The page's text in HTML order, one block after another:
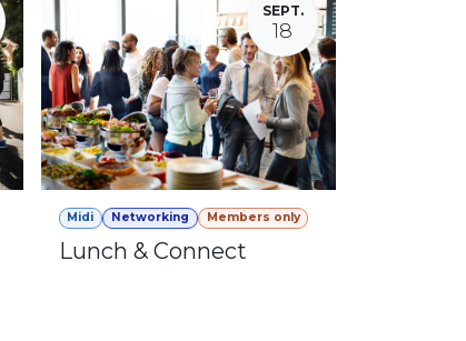
SEPT.
18
Midi Networking Members only
Lunch & Connect